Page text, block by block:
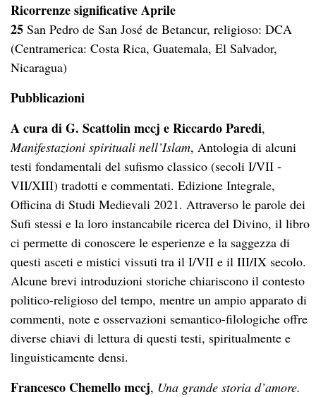
Ricorrenze significative Aprile
25 San Pedro de San José de Betancur, religioso: DCA
(Centramerica: Costa Rica, Guatemala, El Salvador,
Nicaragua)
Pubblicazioni
A cura di G. Scattolin mccj e Riccardo Paredi,
Manifestazioni spirituali nell’Islam, Antologia di alcuni
testi fondamentali del sufismo classico (secoli I/VII -
VII/XIII) tradotti e commentati. Edizione Integrale,
Officina di Studi Medievali 2021. Attraverso le parole dei
Sufi stessi e la loro instancabile ricerca del Divino, il libro
ci permette di conoscere le esperienze e la saggezza di
questi asceti e mistici vissuti tra il I/VII e il III/IX secolo.
Alcune brevi introduzioni storiche chiariscono il contesto
politico-religioso del tempo, mentre un ampio apparato di
commenti, note e osservazioni semantico-filologiche offre
diverse chiavi di lettura di questi testi, spiritualmente e
linguisticamente densi.
Francesco Chemello mccj, Una grande storia d’amore.